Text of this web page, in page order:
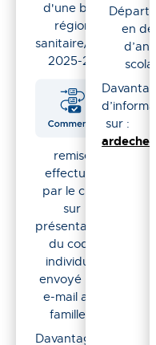
d'une bourse
régionale
sanitaire/sociale
2025-2026.
remise
effectuée
par le club
sur
présentation
du code
individuel
envoyé par
e-mail aux
familles.
Davantage
en
sur :